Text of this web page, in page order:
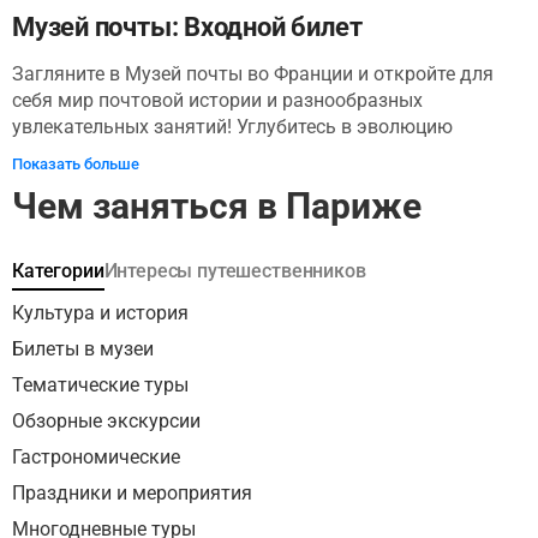
Музей почты: Входной билет
Загляните в Музей почты во Франции и откройте для
себя мир почтовой истории и разнообразных
увлекательных занятий! Углубитесь в эволюцию
доставки почты во Франции, развитие почтовой
технологий с течением времени. Вы даже можете встать
на место почтальона/почтальонки и узнать о
повседневной жизни и проблемах, с которыми
сталкивались почтовые работники на протяжении всей
истории. Откройте для себя редкие артефакты,
почтовую форму, старинные почтовые ящики и
исторические документы, которые позволяют
заглянуть в мир почтовых операций. Вскоре вы
почувствуете глубокую признательность почтовым
работникам и их роли в объединении людей и
сообществ.
Показать больше
Чем заняться в Париже
КатегорииИнтересы путешественников
Культура и история
Билеты в музеи
Тематические туры
Обзорные экскурсии
Гастрономические
Праздники и мероприятия
Многодневные туры